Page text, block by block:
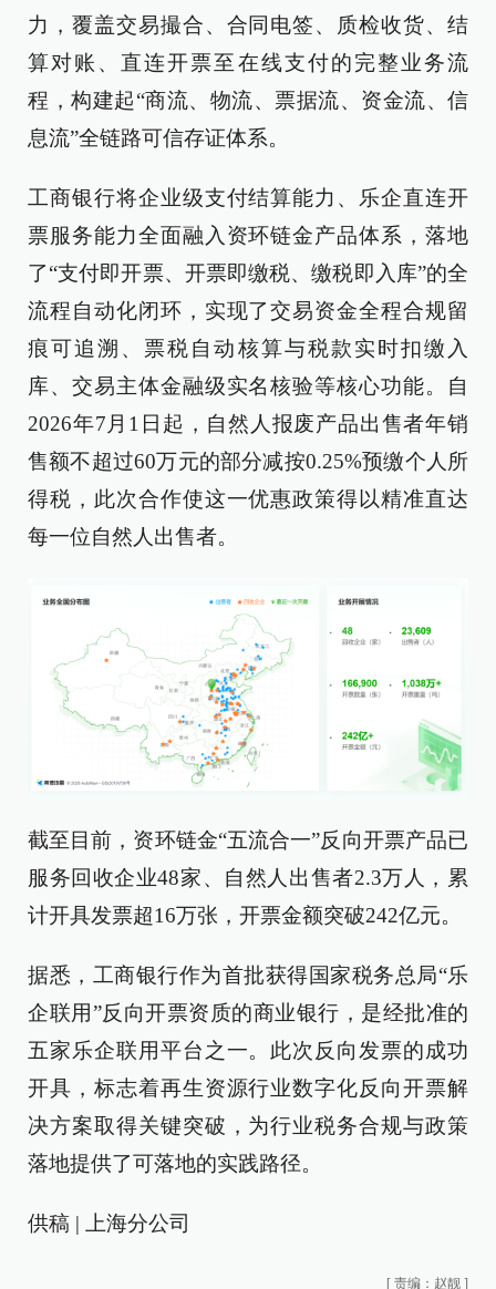
力，覆盖交易撮合、合同电签、质检收货、结
算对账、直连开票至在线支付的完整业务流
程，构建起“商流、物流、票据流、资金流、信
息流”全链路可信存证体系。
工商银行将企业级支付结算能力、乐企直连开
票服务能力全面融入资环链金产品体系，落地
了“支付即开票、开票即缴税、缴税即入库”的全
流程自动化闭环，实现了交易资金全程合规留
痕可追溯、票税自动核算与税款实时扣缴入
库、交易主体金融级实名核验等核心功能。自
2026年7月1日起，自然人报废产品出售者年销
售额不超过60万元的部分减按0.25%预缴个人所
得税，此次合作使这一优惠政策得以精准直达
每一位自然人出售者。
截至目前，资环链金“五流合一”反向开票产品已
服务回收企业48家、自然人出售者2.3万人，累
计开具发票超16万张，开票金额突破242亿元。
据悉，工商银行作为首批获得国家税务总局“乐
企联用”反向开票资质的商业银行，是经批准的
五家乐企联用平台之一。此次反向发票的成功
开具，标志着再生资源行业数字化反向开票解
决方案取得关键突破，为行业税务合规与政策
落地提供了可落地的实践路径。
供稿 | 上海分公司
[ 责编：赵靓 ]